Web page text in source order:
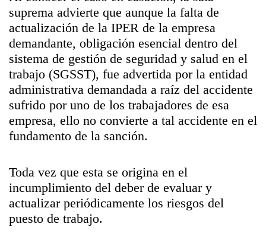
suprema advierte que aunque la falta de
actualización de la IPER de la empresa
demandante, obligación esencial dentro del
sistema de gestión de seguridad y salud en el
trabajo (SGSST), fue advertida por la entidad
administrativa demandada a raíz del accidente
sufrido por uno de los trabajadores de esa
empresa, ello no convierte a tal accidente en el
fundamento de la sanción.
Toda vez que esta se origina en el
incumplimiento del deber de evaluar y
actualizar periódicamente los riesgos del
puesto de trabajo.